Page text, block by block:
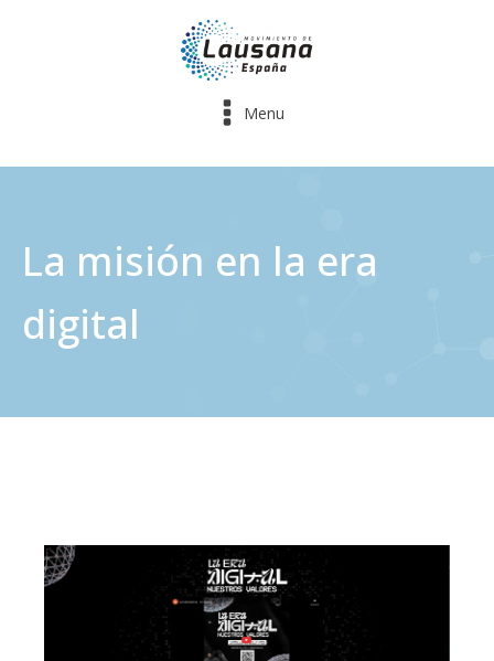
Menu
La misión en la era
digital